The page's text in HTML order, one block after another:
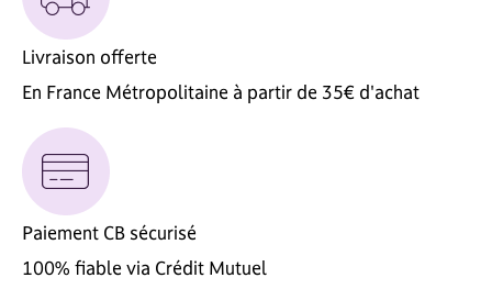
Livraison offerte
En France Métropolitaine à partir de 35€ d'achat
Paiement CB sécurisé
100% fiable via Crédit Mutuel